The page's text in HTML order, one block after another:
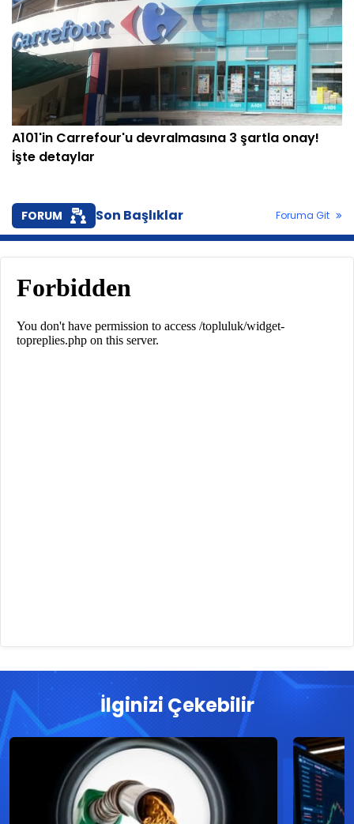
A101'in Carrefour'u devralmasına 3 şartla onay!
İşte detaylar
FORUM Son Başlıklar Foruma Git
İlginizi Çekebilir